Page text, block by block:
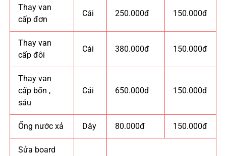
Thay van
cấp đơn
Cái 250.000đ 150.000đ
Thay van
cấp đôi
Cái 380.000đ 150.000đ
Thay van
cấp bốn ,
sáu
Cái 650.000đ 150.000đ
Ống nước xả Dây 80.000đ 150.000đ
Sửa board